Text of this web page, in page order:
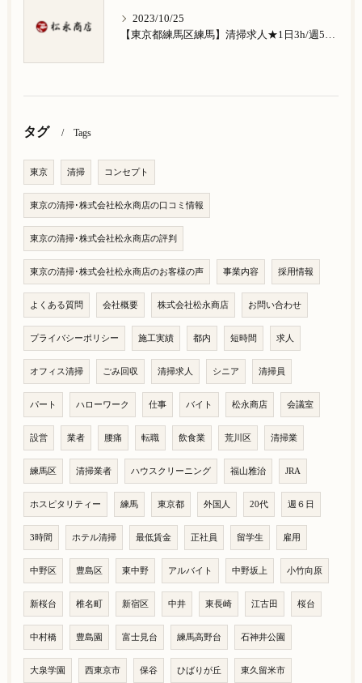
2023/10/25
【東京都練馬区練馬】清掃求人★1日3h/週5日/祝日お休み★南大泉在住の方歓迎
タグ Tags
東京 清掃 コンセプト
東京の清掃･株式会社松永商店の口コミ情報
東京の清掃･株式会社松永商店の評判
東京の清掃･株式会社松永商店のお客様の声 事業内容 採用情報
よくある質問 会社概要 株式会社松永商店 お問い合わせ
プライバシーポリシー 施工実績 都内 短時間 求人
オフィス清掃 ごみ回収 清掃求人 シニア 清掃員
パート ハローワーク 仕事 バイト 松永商店 会議室
設営 業者 腰痛 転職 飲食業 荒川区 清掃業
練馬区 清掃業者 ハウスクリーニング 福山雅治 JRA
ホスピタリティー 練馬 東京都 外国人 20代 週６日
3時間 ホテル清掃 最低賃金 正社員 留学生 雇用
中野区 豊島区 東中野 アルバイト 中野坂上 小竹向原
新桜台 椎名町 新宿区 中井 東長崎 江古田 桜台
中村橋 豊島園 富士見台 練馬高野台 石神井公園
大泉学園 西東京市 保谷 ひばりが丘 東久留米市